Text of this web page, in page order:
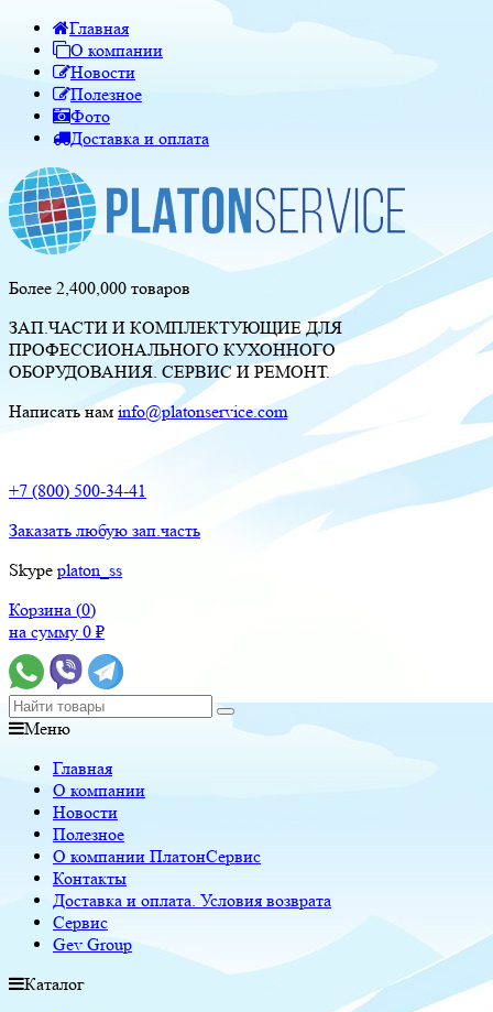
Главная
О компании
Новости
Полезное
Фото
Доставка и оплата
Более 2,400,000 товаров
ЗАП.ЧАСТИ И КОМПЛЕКТУЮЩИЕ ДЛЯ
ПРОФЕССИОНАЛЬНОГО КУХОННОГО
ОБОРУДОВАНИЯ. СЕРВИС И РЕМОНТ.
Написать нам info@platonservice.com
+7 (800) 500-34-41
Заказать любую зап.часть
Skype platon_ss
Корзина (0)
на сумму 0 ₽
Меню
Главная
О компании
Новости
Полезное
О компании ПлатонСервис
Контакты
Доставка и оплата. Условия возврата
Сервис
Gev Group
Каталог